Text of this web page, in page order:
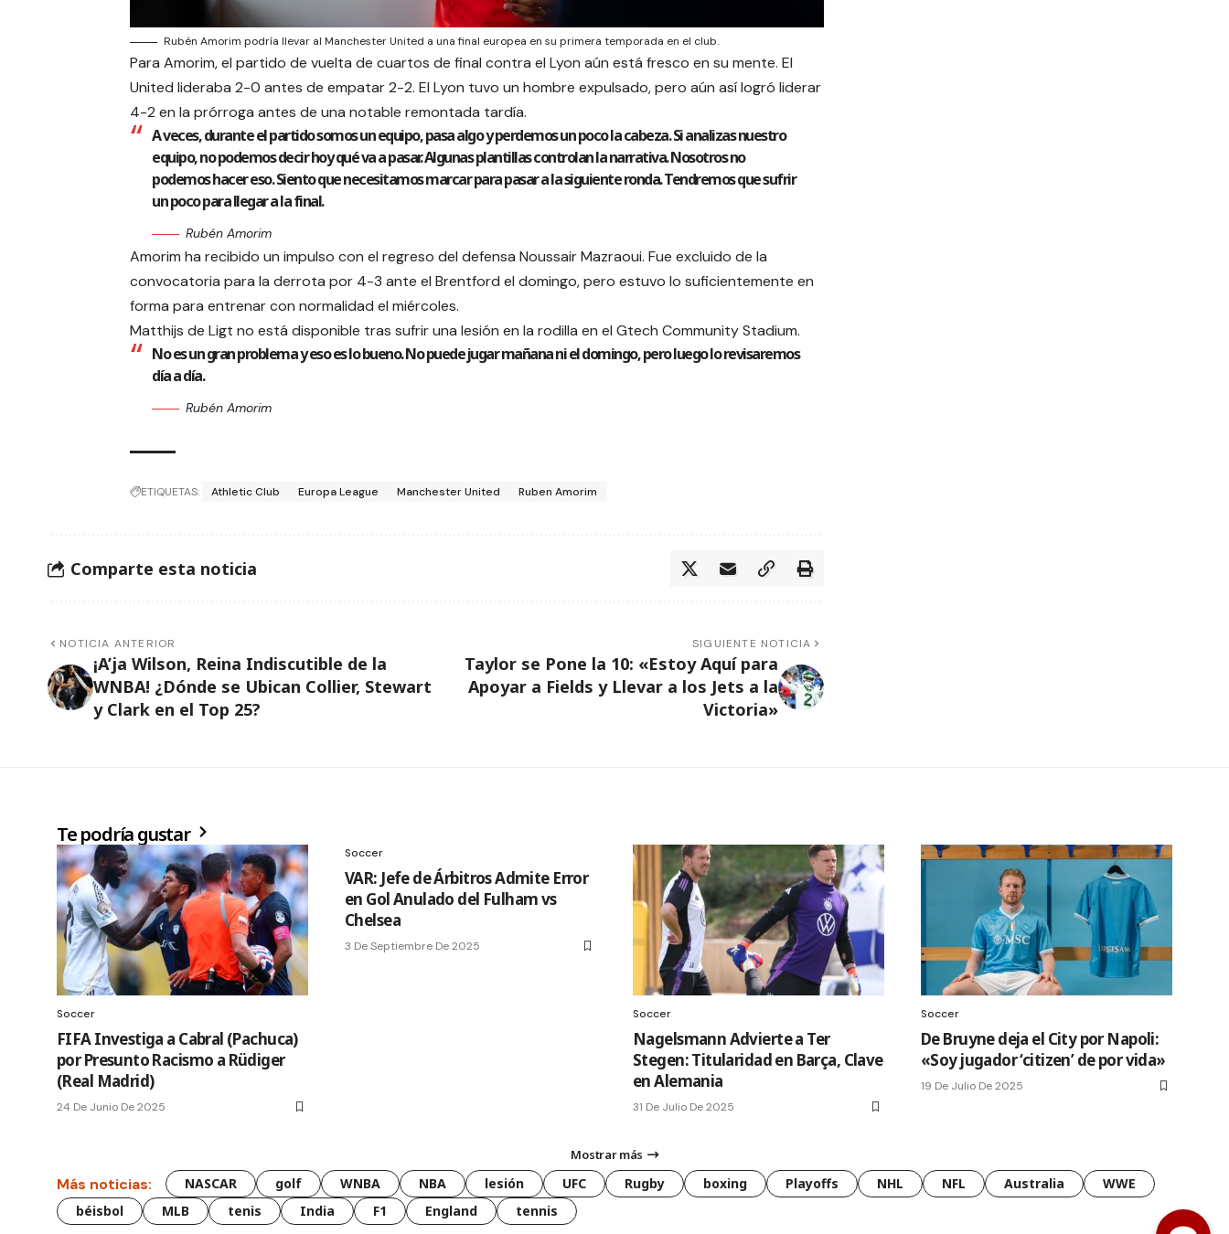
Rubén Amorim podría llevar al Manchester United a una final europea en su primera temporada en el club.
Para Amorim, el partido de vuelta de cuartos de final contra el Lyon aún está fresco en su mente. El
United lideraba 2-0 antes de empatar 2-2. El Lyon tuvo un hombre expulsado, pero aún así logró liderar
4-2 en la prórroga antes de una notable remontada tardía.
A veces, durante el partido somos un equipo, pasa algo y perdemos un poco la cabeza. Si analizas nuestro
equipo, no podemos decir hoy qué va a pasar. Algunas plantillas controlan la narrativa. Nosotros no
podemos hacer eso. Siento que necesitamos marcar para pasar a la siguiente ronda. Tendremos que sufrir
un poco para llegar a la final.
Rubén Amorim
Amorim ha recibido un impulso con el regreso del defensa Noussair Mazraoui. Fue excluido de la
convocatoria para la derrota por 4-3 ante el Brentford el domingo, pero estuvo lo suficientemente en
forma para entrenar con normalidad el miércoles.
Matthijs de Ligt no está disponible tras sufrir una lesión en la rodilla en el Gtech Community Stadium.
No es un gran problema y eso es lo bueno. No puede jugar mañana ni el domingo, pero luego lo revisaremos
día a día.
Rubén Amorim
ETIQUETAS: Athletic Club Europa League Manchester United Ruben Amorim
Comparte esta noticia
NOTICIA ANTERIOR
¡A’ja Wilson, Reina Indiscutible de la
WNBA! ¿Dónde se Ubican Collier, Stewart
y Clark en el Top 25?
SIGUIENTE NOTICIA
Taylor se Pone la 10: «Estoy Aquí para
Apoyar a Fields y Llevar a los Jets a la
Victoria»
Te podría gustar
Soccer
FIFA Investiga a Cabral (Pachuca)
por Presunto Racismo a Rüdiger
(Real Madrid)
24 De Junio De 2025
Soccer
VAR: Jefe de Árbitros Admite Error
en Gol Anulado del Fulham vs
Chelsea
3 De Septiembre De 2025
Soccer
Nagelsmann Advierte a Ter
Stegen: Titularidad en Barça, Clave
en Alemania
31 De Julio De 2025
Soccer
De Bruyne deja el City por Napoli:
«Soy jugador ‘citizen’ de por vida»
19 De Julio De 2025
Mostrar más
Más noticias: NASCAR golf WNBA NBA lesión UFC Rugby boxing Playoffs NHL NFL Australia
WWE
béisbol
MLB tenis India F1 England tennis